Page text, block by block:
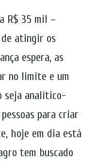
R$ 35 mil –
atingir os
espera, as
no limite e um
seja analítico-
para criar
hoje em dia está
tem buscado